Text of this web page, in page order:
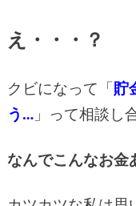
え・・・？
クビになって「貯
う…」って相談し
なんでこんなお金